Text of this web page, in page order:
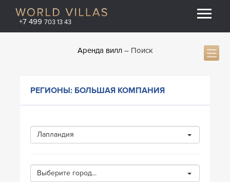
+7 499 703 13 43
Аренда вилл Поиск
РЕГИОНЫ: БОЛЬШАЯ КОМПАНИЯ
Лапландия
Выберите город...